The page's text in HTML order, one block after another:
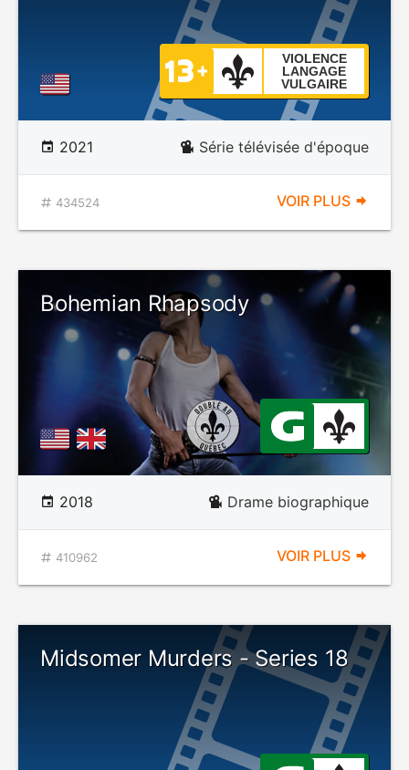
VIOLENCE
LANGAGE
VULGAIRE
2021 Série télévisée d'époque
434524 VOIR PLUS
Bohemian Rhapsody
2018 Drame biographique
410962 VOIR PLUS
Midsomer Murders - Series 18